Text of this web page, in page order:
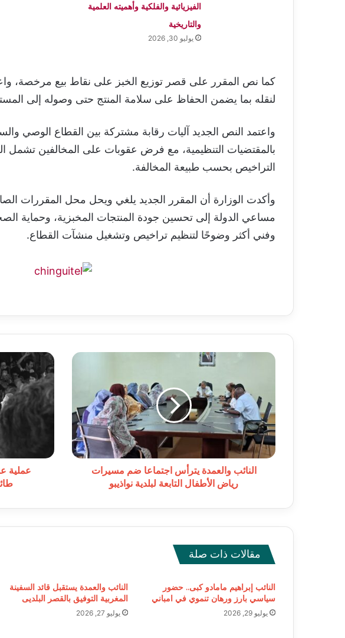
الفيزيائية والفلكية وأهميته العلمية
والتاريخية
يوليو 30, 2026
كما نص المقرر على قصر توزيع الخبز على نقاط بيع مرخصة،
لنقله بما يضمن الحفاظ على سلامة المنتج حتى وصوله إلى
واعتمد النص الجديد آليات رقابة مشتركة بين القطاع الوصي
بالمقتضيات التنظيمية، مع فرض عقوبات على المخالفين تشمل
التراخيص بحسب طبيعة المخالفة.
مساعي الدولة إلى تحسين جودة المنتجات المخبزية، وحماية
وفني أكثر وضوحًا لتنظيم تراخيص وتشغيل منشآت القطاع.
النائب
اجتماعا
ضم
مسيرات
رياض
الأطفال
التابعة
النائب والعمدة يترأس اجتماعا ضم مسيرات
رياض الأطفال التابعة لبلدية نواذيبو
عملية
عنتيبي..
كيف
حررت
إسرائيل
رهائن
في
عملية
مقالات ذات صلة
النائب إبراهيم مامادو كبى.. حضور
سياسي بارز ورهان تنموي في امباني
يوليو 29, 2026
النائب والعمدة يستقبل قائد السفينة
المغربية التوفيق بالقصر البلديى
يوليو 27, 2026